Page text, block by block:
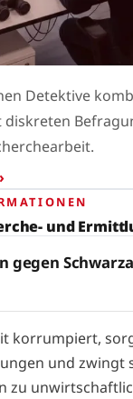
Detektive
und
gegen
korrumpiert,
und zwingt
zu